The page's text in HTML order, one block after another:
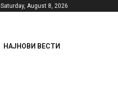
Saturday, August 8, 2026
НАЈНОВИ ВЕСТИ